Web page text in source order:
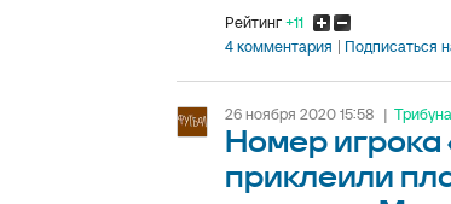
Рейтинг+11
4 комментария
Подписаться
26 ноября 2020 15:58 | Трибуна
Номер игрока
приклеили